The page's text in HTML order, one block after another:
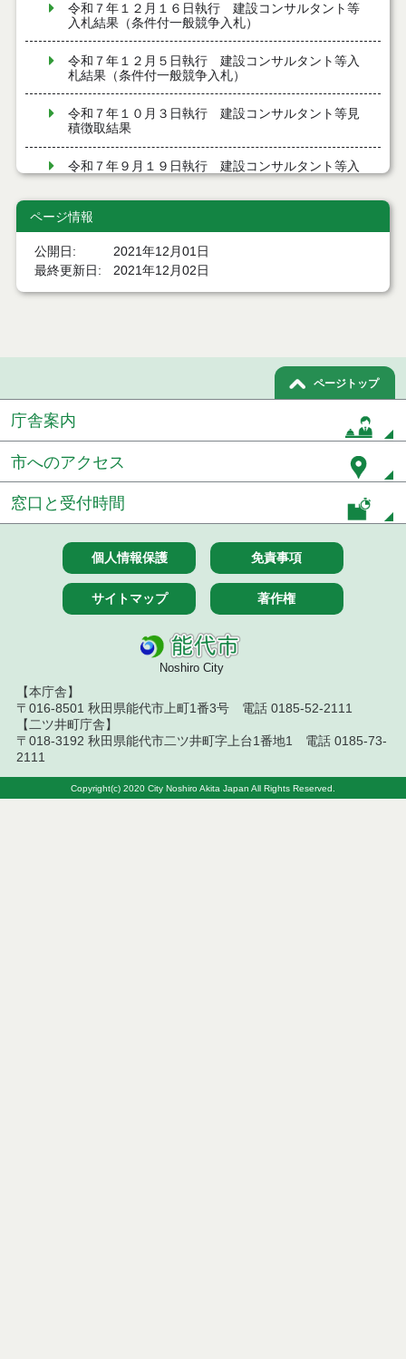
令和７年１２月１６日執行 建設コンサルタント等
入札結果（条件付一般競争入札）
令和７年１２月５日執行 建設コンサルタント等入
札結果（条件付一般競争入札）
令和７年１０月３日執行 建設コンサルタント等見
積徴取結果
令和７年９月１９日執行 建設コンサルタント等入
札結果（条件付一般競争入札）
令和７年９月１９日執行 建設コンサルタント等見
積徴取結果
令和７年９月９日執行 建設コンサルタント等入札
令和７年８月１９日執行 建設コンサルタント等入
令和７年８月５日執行 建設コンサルタント等入札
結果（条件付一般競争入札）
令和７年７月２９日執行 建設コンサルタント等入
札結果（条件付一般競争入札）
札結果（条件付一般競争入札）
令和７年７月１５日執行 建設コンサルタント等見
積徴取結果
令和７年７月１５日執行 建設コンサルタント等入
札結果（条件付一般競争入札）
令和７年７月１４日執行 建設コンサルタント等見
積徴取結果
令和７年７月９日執行 建設コンサルタント等見積
令和７年７月８日執行 建設コンサルタント等入札
ページ情報
公開日
2021年12月01日
最終更新日
2021年12月02日
ページトップ
庁舎案内
市へのアクセス
窓口と受付時間
個人情報保護 免責事項
サイトマップ 著作権
Noshiro City
【本庁舎】
〒016-8501 秋田県能代市上町1番3号 電話 0185-52-2111
【二ツ井町庁舎】
〒018-3192 秋田県能代市二ツ井町字上台1番地1 電話 0185-73-
2111
Copyright(c) 2020 City Noshiro Akita Japan All Rights Reserved.